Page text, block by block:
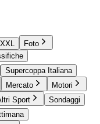
Foto
Supercoppa Italiana
Mercato
Motori
Sport
Sondaggi